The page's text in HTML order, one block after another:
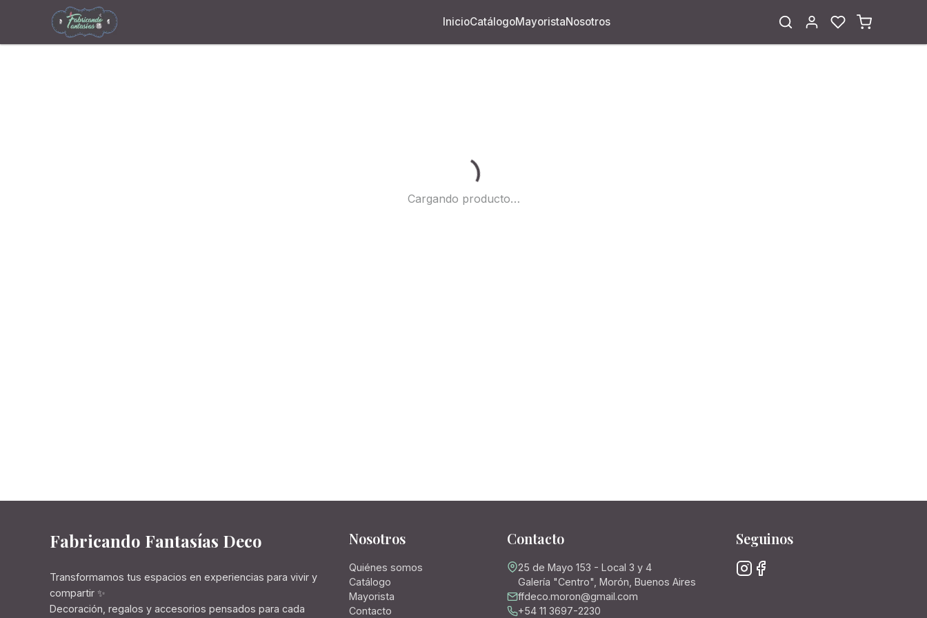
InicioCatálogoMayoristaNosotros
Cargando...
Cargando producto…
Fabricando Fantasías Deco
Transformamos tus espacios en experiencias para vivir y
compartir ✨
Decoración, regalos y accesorios pensados para cada
Nosotros
Quiénes somos
Catálogo
Mayorista
Contacto
Contacto
25 de Mayo 153 - Local 3 y 4
Galería "Centro", Morón, Buenos Aires
ffdeco.moron@gmail.com
+54 11 3697-2230
Seguinos